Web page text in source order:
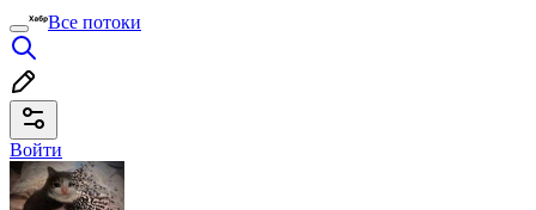
Все потоки
Войти